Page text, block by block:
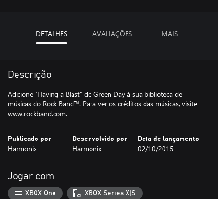
DETALHES AVALIAÇÕES MAIS
Descrição
Adicione "Having a Blast" de Green Day à sua biblioteca de
músicas do Rock Band™. Para ver os créditos das músicas, visite
www.rockband.com.
Publicado por
Harmonix
Desenvolvido por
Harmonix
Data de lançamento
02/10/2015
Jogar com
XBOX One XBOX Series X|S